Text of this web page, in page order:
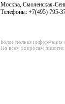
Москва, Смоленская-
Телефоны: +7(495) 795-
Более полная информация
По всем вопросам